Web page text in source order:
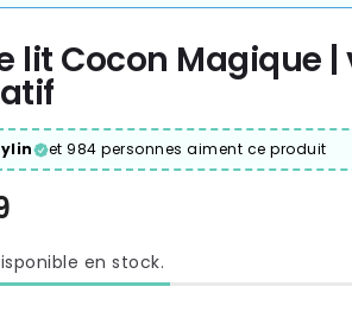
lit Cocon Magique |
et 984 personnes aiment ce produit
en stock.